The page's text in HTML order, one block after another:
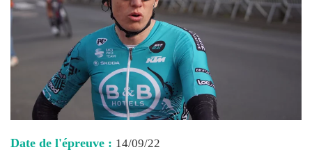
Date de l'épreuve : 14/09/22